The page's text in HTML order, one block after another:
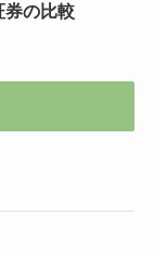
券の比較